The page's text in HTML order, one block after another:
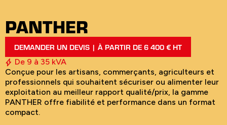
PANTHER
DEMANDER UN DEVIS | À PARTIR DE 6 400 € HT
De 9 à 35 kVA
Conçue pour les artisans, commerçants, agriculteurs et
professionnels qui souhaitent sécuriser ou alimenter leur
exploitation au meilleur rapport qualité/prix, la gamme
PANTHER offre fiabilité et performance dans un format
compact.